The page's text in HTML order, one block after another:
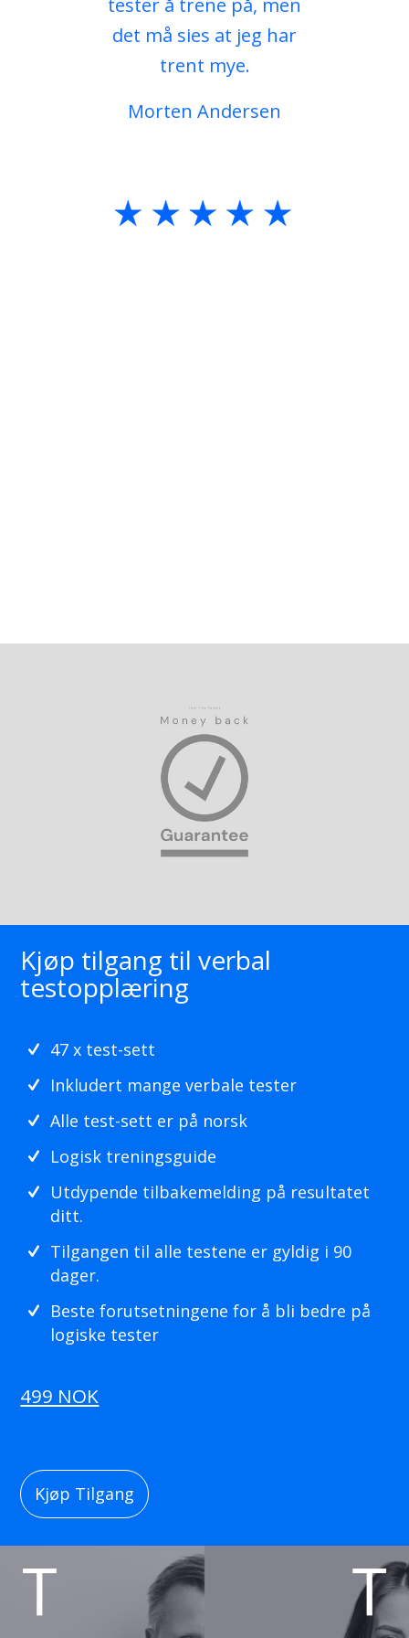
tester å trene på, men
det må sies at jeg har
trent mye.
Morten Andersen
Kjøp tilgang til verbal
testopplæring
47 x test-sett
Inkludert mange verbale tester
Alle test-sett er på norsk
Logisk treningsguide
Utdypende tilbakemelding på resultatet
ditt.
Tilgangen til alle testene er gyldig i 90
dager.
Beste forutsetningene for å bli bedre på
logiske tester
499 NOK
Kjøp Tilgang
Test The Talent
Haakon VII’s gate 6
support@testttalent.com
Om Test The Talent
Test The Talent er en norsk leverandør av SHL, PLI